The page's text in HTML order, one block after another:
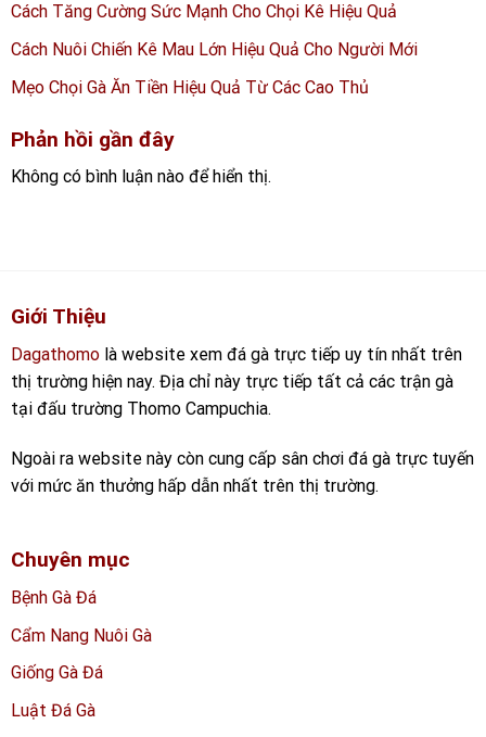
Cách Tăng Cường Sức Mạnh Cho Chọi Kê Hiệu Quả
Cách Nuôi Chiến Kê Mau Lớn Hiệu Quả Cho Người Mới
Mẹo Chọi Gà Ăn Tiền Hiệu Quả Từ Các Cao Thủ
Phản hồi gần đây
Không có bình luận nào để hiển thị.
Giới Thiệu
Dagathomo là website xem đá gà trực tiếp uy tín nhất trên
thị trường hiện nay. Địa chỉ này trực tiếp tất cả các trận gà
tại đấu trường Thomo Campuchia.
Ngoài ra website này còn cung cấp sân chơi đá gà trực tuyến
với mức ăn thưởng hấp dẫn nhất trên thị trường.
Chuyên mục
Bệnh Gà Đá
Cẩm Nang Nuôi Gà
Giống Gà Đá
Luật Đá Gà